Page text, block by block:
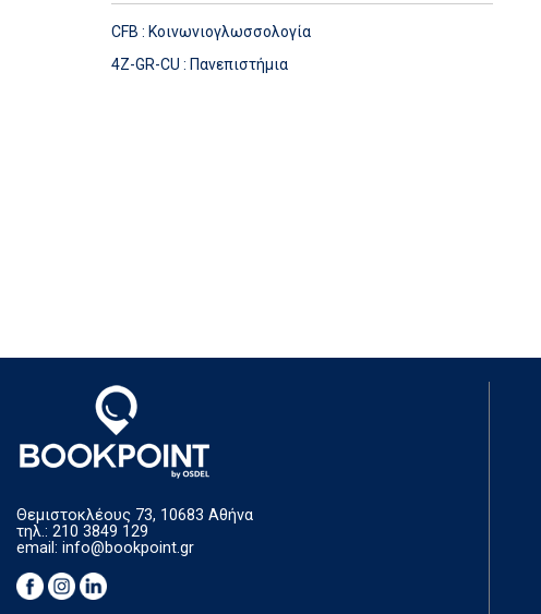
CFB : Κοινωνιογλωσσολογία
4Z-GR-CU : Πανεπιστήμια
Θεμιστοκλέους 73, 10683 Αθήνα
τηλ.: 210 3849 129
email: info@bookpoint.gr